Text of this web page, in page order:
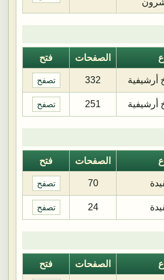
الصفحات فتح
أرشيفية 332 تصفح
أرشيفية 251 تصفح
الصفحات فتح
70 تصفح
24 تصفح
الصفحات فتح